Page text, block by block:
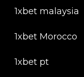
1xbet malaysia
1xbet Morocco
1xbet pt